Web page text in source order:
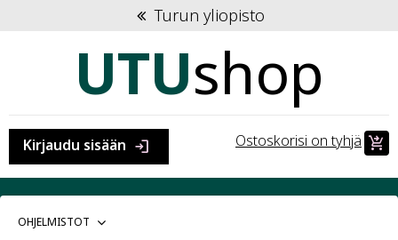
Turun yliopisto
UTUshop
Kirjaudu sisään login Ostoskorisi on tyhjä shopping_cart_checkout
VALITTU
OHJELMISTOT